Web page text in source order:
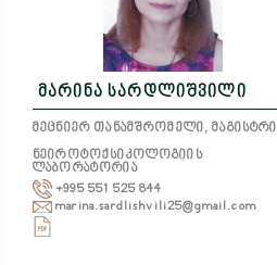
მარინა სარდლიშვილი
მეცნიერ თანამშრომელი, მაგისტრი
ნეიროტოქსიკოლოგიის
ლაბორატორია
+995 551 525 844
marina.sardlishvili25@gmail.com